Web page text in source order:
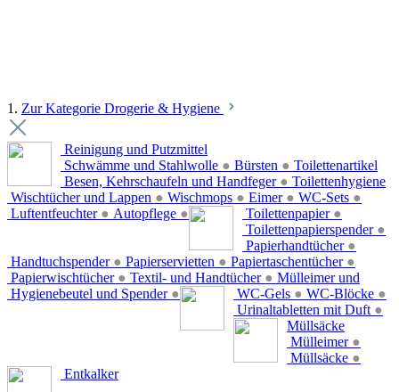
1. Zur Kategorie Drogerie & Hygiene
Reinigung und Putzmittel
Schwämme und Stahlwolle ● Bürsten ●
Besen, Kehrschaufeln und Handfeger ●
Wischtücher und Lappen ● Wischmops ● Eimer ● WC-Sets ●
Luftentfeuchter ● Autopflege ●
Toilettenartikel
Toilettenpapier ●
Toilettenpapierspender ●
Papierhandtücher ●
Handtuchspender ● Papierservietten ● Papiertaschentücher ●
Papierwischtücher ● Textil- und Handtücher ●
Hygienebeutel und Spender ●
Toilettenhygiene
WC-Gels ● WC-Blöcke ●
Urinaltabletten mit Duft ●
Mülleimer und
Müllsäcke
Mülleimer ●
Müllsäcke ●
Entkalker